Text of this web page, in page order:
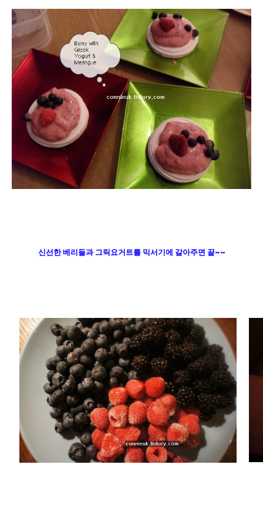
신선한 베리들과 그릭요거트를 믹서기에 갈아주면 끝~~